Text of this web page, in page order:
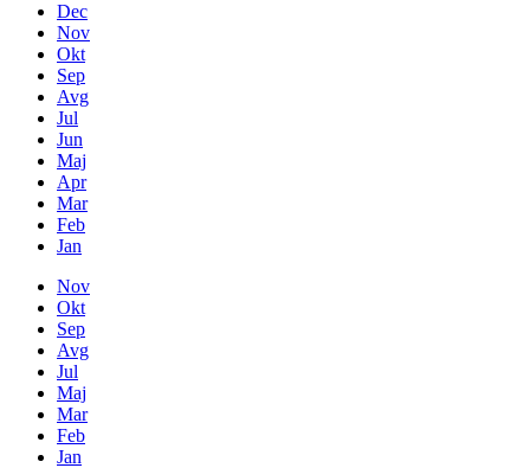
Dec
Nov
Okt
Sep
Avg
Jul
Jun
Maj
Apr
Mar
Feb
Jan
Nov
Okt
Sep
Avg
Jul
Maj
Mar
Feb
Jan